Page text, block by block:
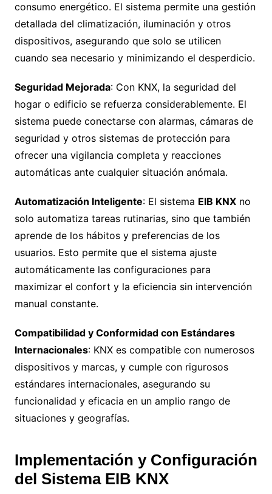
consumo energético. El sistema permite una gestión
detallada del climatización, iluminación y otros
dispositivos, asegurando que solo se utilicen
cuando sea necesario y minimizando el desperdicio.
Seguridad Mejorada: Con KNX, la seguridad del
hogar o edificio se refuerza considerablemente. El
sistema puede conectarse con alarmas, cámaras de
seguridad y otros sistemas de protección para
ofrecer una vigilancia completa y reacciones
automáticas ante cualquier situación anómala.
Automatización Inteligente: El sistema EIB KNXno
solo automatiza tareas rutinarias, sino que también
aprende de los hábitos y preferencias de los
usuarios. Esto permite que el sistema ajuste
automáticamente las configuraciones para
maximizar el confort y la eficiencia sin intervención
manual constante.
Compatibilidad y Conformidad con Estándares
Internacionales: KNX es compatible con numerosos
dispositivos y marcas, y cumple con rigurosos
estándares internacionales, asegurando su
funcionalidad y eficacia en un amplio rango de
situaciones y geografías.
Implementación y Configuración
del Sistema EIB KNX